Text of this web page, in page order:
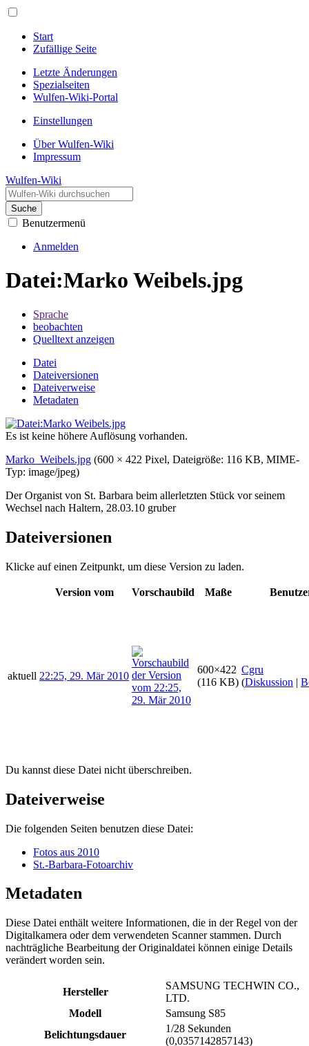
Start
Zufällige Seite
Letzte Änderungen
Spezialseiten
Wulfen-Wiki-Portal
Einstellungen
Über Wulfen-Wiki
Impressum
Wulfen-Wiki
Suche
Benutzermenü
Anmelden
Datei:Marko Weibels.jpg
Sprache
beobachten
Quelltext anzeigen
Datei
Dateiversionen
Dateiverweise
Metadaten
Es ist keine höhere Auflösung vorhanden.
Marko_Weibels.jpg (600 × 422 Pixel, Dateigröße: 116 KB, MIME-
Typ: image/jpeg)
Der Organist von St. Barbara beim allerletzten Stück vor seinem
Wechsel nach Haltern, 28.03.10 gruber
Dateiversionen
Klicke auf einen Zeitpunkt, um diese Version zu laden.
Version vom Vorschaubild Maße
aktuell 22:25, 29. Mär 2010
600×422
(116 KB)
Cgru
(Diskussion |
Du kannst diese Datei nicht überschreiben.
Dateiverweise
Die folgenden Seiten benutzen diese Datei:
Fotos aus 2010
St.-Barbara-Fotoarchiv
Metadaten
Diese Datei enthält weitere Informationen, die in der Regel von der
Digitalkamera oder dem verwendeten Scanner stammen. Durch
nachträgliche Bearbeitung der Originaldatei können einige Details
verändert worden sein.
Hersteller
SAMSUNG TECHWIN CO.,
LTD.
Modell
Samsung S85
Belichtungsdauer
1/28 Sekunden
(0,0357142857143)